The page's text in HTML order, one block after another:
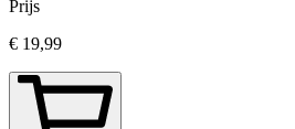
Prijs
€ 19,99